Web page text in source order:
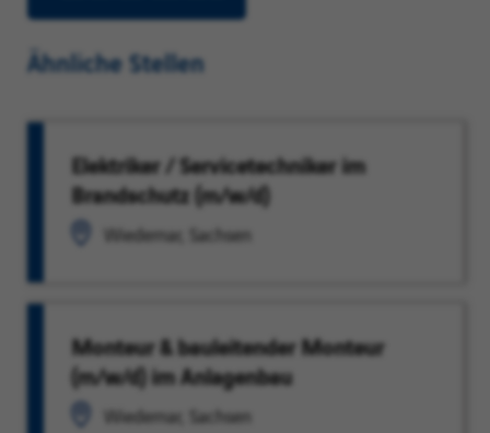
Ähnliche Stellen
Elektriker / Servicetechniker im
Brandschutz (m/w/d)
Wiedemar, Sachsen
Monteur & bauleitender Monteur
(m/w/d) im Anlagenbau
Wiedemar, Sachsen